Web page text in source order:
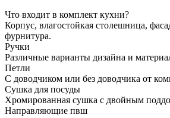
Что входит в комплект кухни?
Корпус, влагостойкая столешница,
фурнитура.
Ручки
Различные варианты дизайна и
Петли
С доводчиком или без доводчика от
Сушка для посуды
Хромированная сушка с двойным
Направляющие пвш